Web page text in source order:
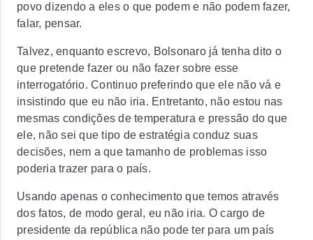
povo dizendo a eles o que podem e não podem fazer,
falar, pensar.
Talvez, enquanto escrevo, Bolsonaro já tenha dito o
que pretende fazer ou não fazer sobre esse
interrogatório. Continuo preferindo que ele não vá e
insistindo que eu não iria. Entretanto, não estou nas
mesmas condições de temperatura e pressão do que
ele, não sei que tipo de estratégia conduz suas
decisões, nem a que tamanho de problemas isso
poderia trazer para o país.
Usando apenas o conhecimento que temos através
dos fatos, de modo geral, eu não iria. O cargo de
presidente da república não pode ter para um país